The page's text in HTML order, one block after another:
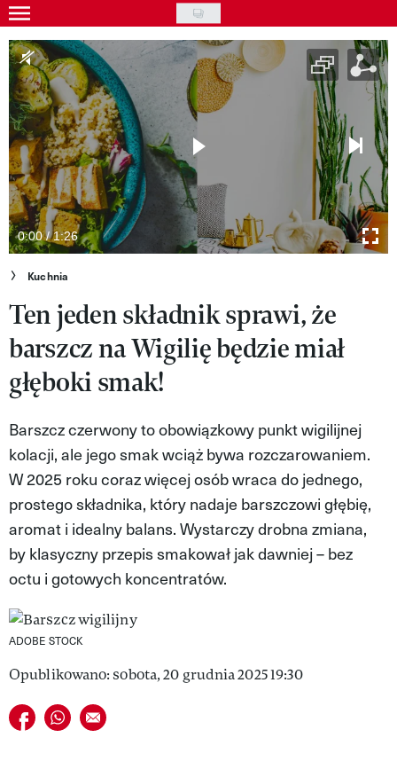
Skip
to
main
content
Gwiazdy
Ludzie
Moda
Uroda
Styl życia
Kultura
Wideo
Nasze akcje
VIVA!ART
VIVA!MODA
VIVA!MAN
VIVA!ITAKA
MAGAZYN VIVA!
0:00 / 1:26
Kuchnia
Ten jeden składnik sprawi, że
barszcz na Wigilię będzie miał
głęboki smak!
Barszcz czerwony to obowiązkowy punkt wigilijnej
kolacji, ale jego smak wciąż bywa rozczarowaniem.
W 2025 roku coraz więcej osób wraca do jednego,
prostego składnika, który nadaje barszczowi głębię,
aromat i idealny balans. Wystarczy drobna zmiana,
by klasyczny przepis smakował jak dawniej – bez
octu i gotowych koncentratów.
ADOBE STOCK
Opublikowano: sobota, 20 grudnia 2025 19:30
Udostępnij na facebook
Udostępnij na whatsapp
E-mail do przyjaciela